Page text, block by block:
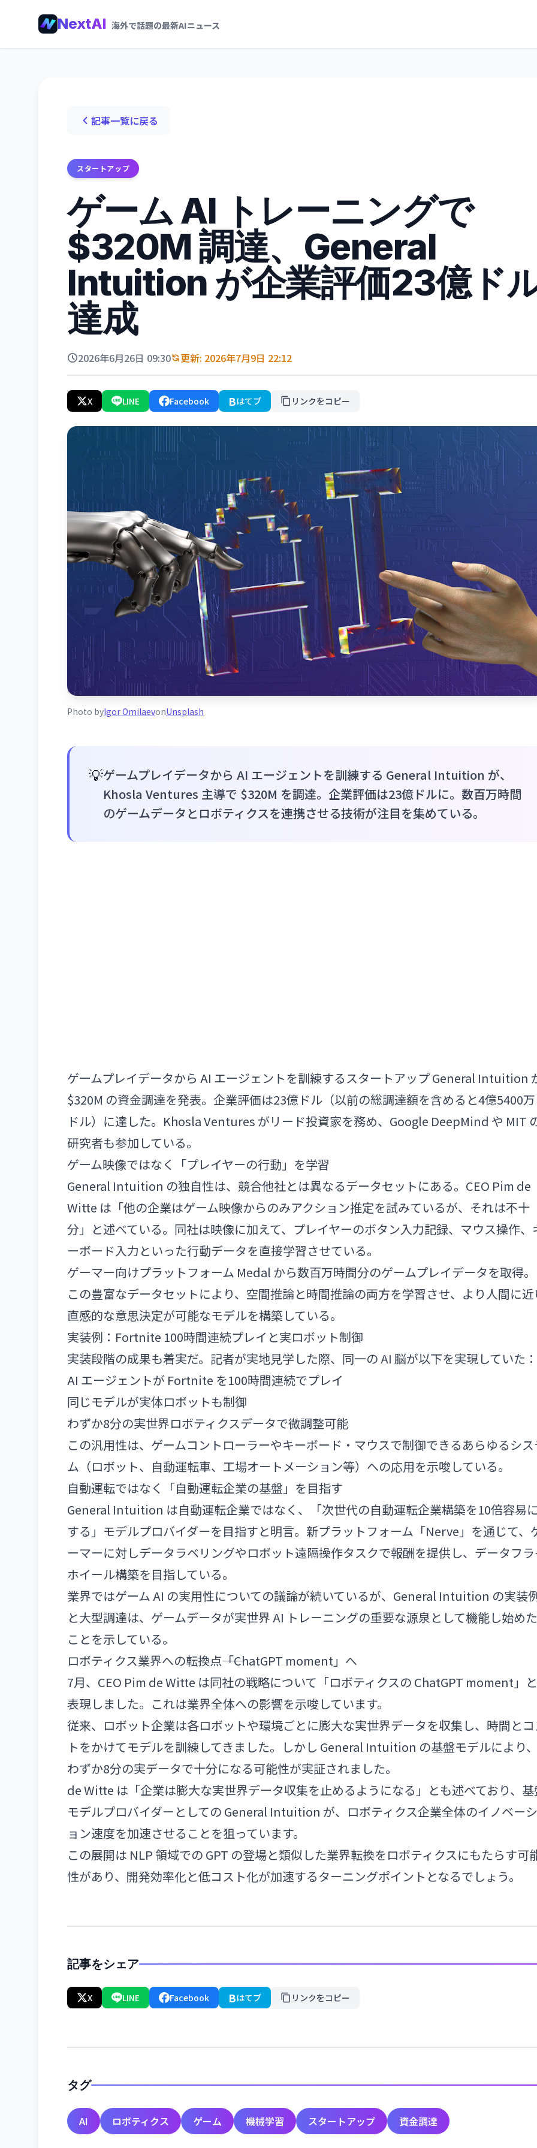
NextAI 海外で話題の最新AIニュース
記事一覧に戻る
スタートアップ
ゲーム AI トレーニングで
$320M 調達、General
Intuition が企業評価23億ド
達成
2026年6月26日 09:30 更新: 2026年7月9日 22:12
X LINE Facebook Bはてブ リンクをコピー
Photo byIgor OmilaevonUnsplash
💡ゲームプレイデータから AI エージェントを訓練する General Intuition が、
Khosla Ventures 主導で $320M を調達。企業評価は23億ドルに。数百万時間
のゲームデータとロボティクスを連携させる技術が注目を集めている。
ゲームプレイデータから AI エージェントを訓練するスタートアップ General Intuition
$320M の資金調達を発表。企業評価は23億ドル（以前の総調達額を含めると4億5400万
ドル）に達した。Khosla Ventures がリード投資家を務め、Google DeepMind や MIT
研究者も参加している。
ゲーム映像ではなく「プレイヤーの行動」を学習
General Intuition の独自性は、競合他社とは異なるデータセットにある。CEO Pim de
Witte は「他の企業はゲーム映像からのみアクション推定を試みているが、それは不十
分」と述べている。同社は映像に加えて、プレイヤーのボタン入力記録、マウス操作、
ーボード入力といった行動データを直接学習させている。
ゲーマー向けプラットフォーム Medal から数百万時間分のゲームプレイデータを取得。
この豊富なデータセットにより、空間推論と時間推論の両方を学習させ、より人間に近
直感的な意思決定が可能なモデルを構築している。
実装例：Fortnite 100時間連続プレイと実ロボット制御
実装段階の成果も着実だ。記者が実地見学した際、同一の AI 脳が以下を実現していた：
AI エージェントが Fortnite を100時間連続でプレイ
同じモデルが実体ロボットも制御
わずか8分の実世界ロボティクスデータで微調整可能
この汎用性は、ゲームコントローラーやキーボード・マウスで制御できるあらゆるシス
ム（ロボット、自動運転車、工場オートメーション等）への応用を示唆している。
自動運転ではなく「自動運転企業の基盤」を目指す
General Intuition は自動運転企業ではなく、「次世代の自動運転企業構築を10倍容易に
する」モデルプロバイダーを目指すと明言。新プラットフォーム「Nerve」を通じて、
ーマーに対しデータラベリングやロボット遠隔操作タスクで報酬を提供し、データフラ
ホイール構築を目指している。
業界ではゲーム AI の実用性についての議論が続いているが、General Intuition の実装
と大型調達は、ゲームデータが実世界 AI トレーニングの重要な源泉として機能し始めた
ことを示している。
ロボティクス業界への転換点――「ChatGPT moment」へ
7月、CEO Pim de Witte は同社の戦略について「ロボティクスの ChatGPT moment」と
表現しました。これは業界全体への影響を示唆しています。
従来、ロボット企業は各ロボットや環境ごとに膨大な実世界データを収集し、時間とコ
トをかけてモデルを訓練してきました。しかし General Intuition の基盤モデルにより、
わずか8分の実データで十分になる可能性が実証されました。
de Witte は「企業は膨大な実世界データ収集を止めるようになる」とも述べており、基
モデルプロバイダーとしての General Intuition が、ロボティクス企業全体のイノベーシ
ョン速度を加速させることを狙っています。
この展開は NLP 領域での GPT の登場と類似した業界転換をロボティクスにもたらす可
性があり、開発効率化と低コスト化が加速するターニングポイントとなるでしょう。
記事をシェア
X LINE Facebook Bはてブ リンクをコピー
タグ
AI ロボティクス ゲーム 機械学習 スタートアップ 資金調達